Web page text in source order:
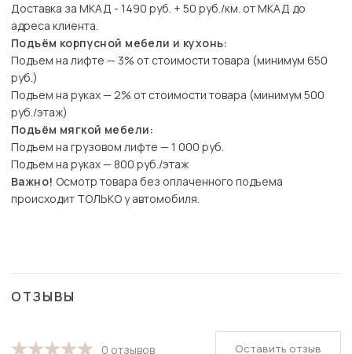
Доставка за МКАД - 1490 руб. + 50 руб./км. от МКАД до
адреса клиента.
Подъём корпусной мебели и кухонь:
Подъем на лифте — 3% от стоимости товара (минимум 650
руб.)
Подъем на руках — 2% от стоимости товара (минимум 500
руб./этаж)
Подъём мягкой мебели:
Подъем на грузовом лифте — 1 000 руб.
Подъем на руках — 800 руб./этаж
Важно! Осмотр товара без оплаченного подъема
происходит ТОЛЬКО у автомобиля.
ОТЗЫВЫ
0 отзывов Оставить отзыв